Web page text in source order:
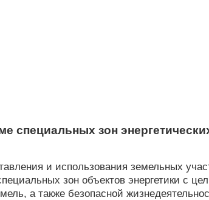
специальных зон
и использования земельных
зон объектов энергетики с
а также безопасной